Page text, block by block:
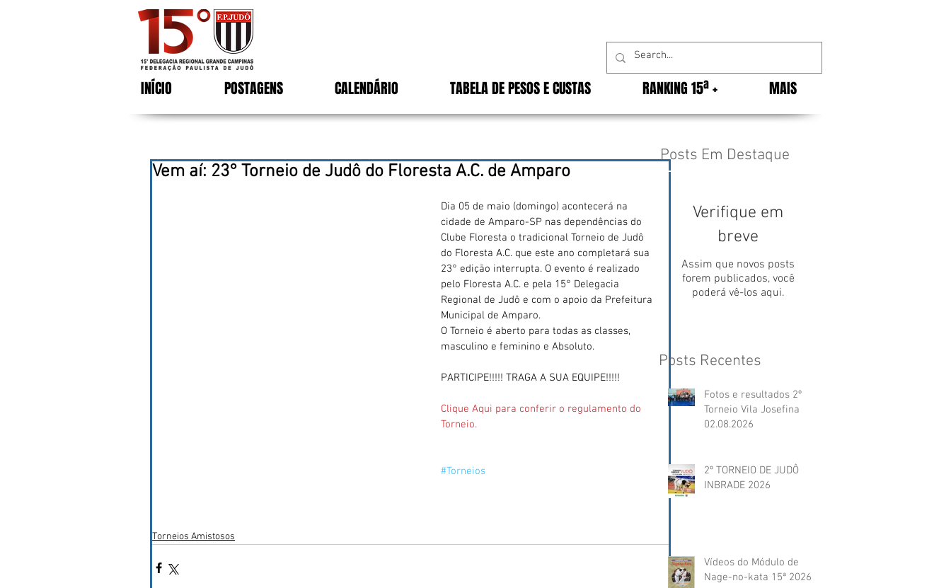
INÍCIO POSTAGENS CALENDÁRIO TABELA DE PESOS E CUSTAS RANKING 15ª + MAIS
Vem aí: 23° Torneio de Judô do Floresta A.C. de Amparo
Dia 05 de maio (domingo) acontecerá na
cidade de Amparo-SP nas dependências do
Clube Floresta o tradicional Torneio de Judô
do Floresta A.C. que este ano completará sua
23° edição interrupta. O evento é realizado
pelo Floresta A.C. e pela 15° Delegacia
Regional de Judô e com o apoio da Prefeitura
Municipal de Amparo.
O Torneio é aberto para todas as classes,
masculino e feminino e Absoluto.
PARTICIPE!!!!! TRAGA A SUA EQUIPE!!!!!
Clique Aqui para conferir o regulamento do
Torneio.
#Torneios
Torneios Amistosos
Posts Em Destaque
Verifique em
breve
Assim que novos posts
forem publicados, você
poderá vê-los aqui.
Posts Recentes
Fotos e resultados 2º
Torneio Vila Josefina
02.08.2026
2º TORNEIO DE JUDÔ
INBRADE 2026
Vídeos do Módulo de
Nage-no-kata 15ª 2026